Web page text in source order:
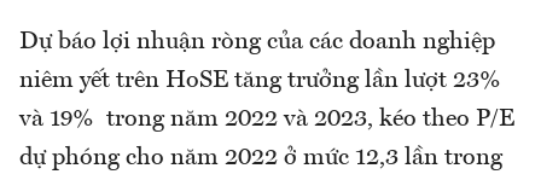
Dự báo lợi nhuận ròng của các doanh nghiệp
niêm yết trên HoSE tăng trưởng lần lượt 23%
và 19% trong năm 2022 và 2023, kéo theo P/E
dự phóng cho năm 2022 ở mức 12,3 lần trong